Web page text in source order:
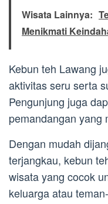
Wisata Lainnya:
Menikmati
Kebun teh Lawang
aktivitas seru serta
Pengunjung juga
pemandangan yang
Dengan mudah
terjangkau, kebun
wisata yang cocok
keluarga atau